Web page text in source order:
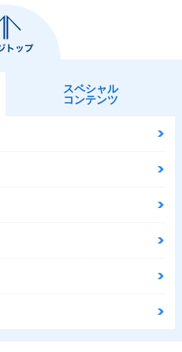
スペシャル
コンテンツ